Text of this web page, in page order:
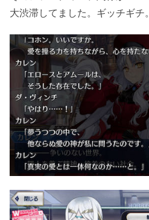
大渋滞してました。ギッチギチ。